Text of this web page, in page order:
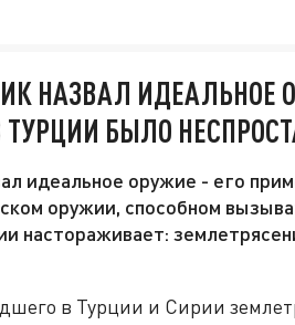
НАЗВАЛ ИДЕАЛЬНОЕ
БЫЛО
идеальное оружие - его
оружии, способном
настораживает:
в Турции и Сирии